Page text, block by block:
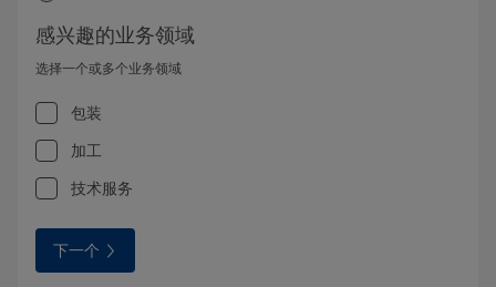
感兴趣的业务领域
选择一个或多个业务领域
包装
加工
技术服务
下一个